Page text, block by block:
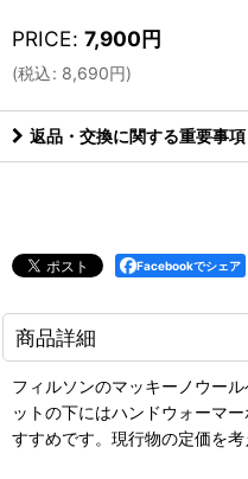
PRICE: 7,900円
(税込: 8,690円)
返品・交換に関する重要事項
Facebookでシェア
商品詳細
フィルソンのマッキーノウー
ットの下にはハンドウォーマ
すすめです。現行物の定価を